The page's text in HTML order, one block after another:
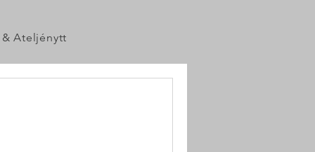
Ateljénytt